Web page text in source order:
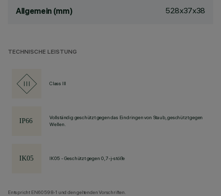
Allgemein (mm) 528x37x38
TECHNISCHE LEISTUNG
Class III
Vollständig geschützt gegen das Eindringen von Staub, geschützt gegen
Wellen.
IK05 - Geschützt gegen 0,7-j-stöße
Entspricht EN60598-1 und den geltenden Vorschriften.